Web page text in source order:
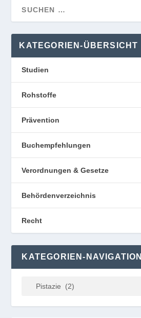
KATEGORIEN-ÜBERSICHT
Studien
Rohstoffe
Prävention
Buchempfehlungen
Verordnungen & Gesetze
Behördenverzeichnis
Recht
KATEGORIEN-NAVIGATION